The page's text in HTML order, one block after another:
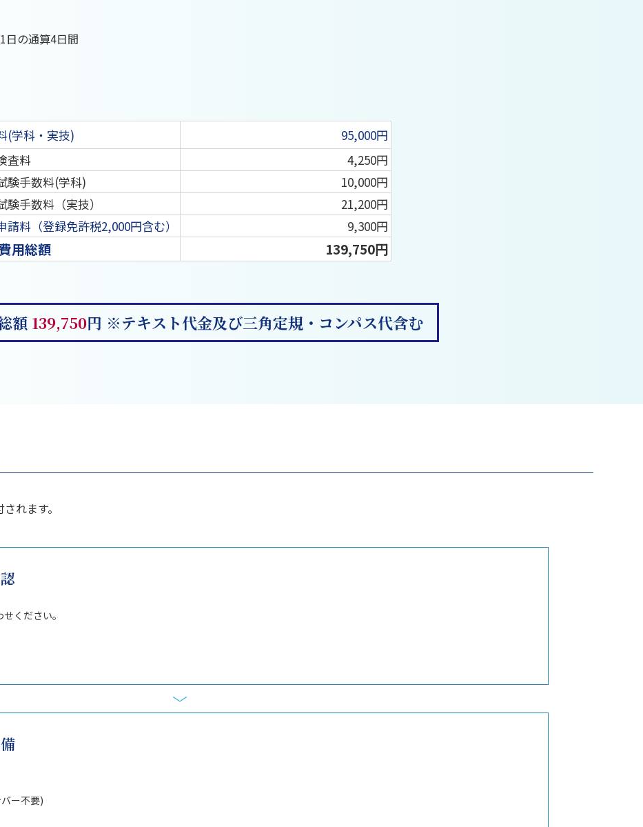
日の通算4日間
(学科・実技)
95,000円
査料
4,250円
験手数料(学科)
10,000円
験手数料（実技）
21,200円
請料（登録免許税2,000円含む）
9,300円
用総額 139,750円
額 139,750円 ※テキスト代金及び三角定規・コンパス代含む
れます。
ください。
ー不要)